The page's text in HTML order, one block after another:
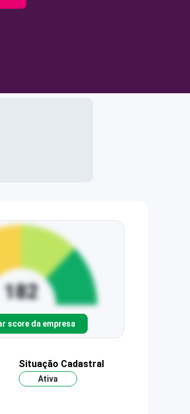
score da empresa
Situação Cadastral
Ativa